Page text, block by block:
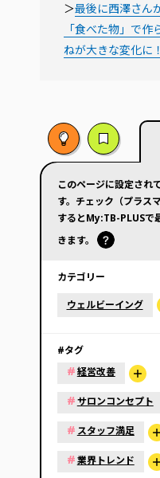
＞最後に西澤さん
「食べた物」で
ねが大きな変化に！
このページに設定され
す。チェック（プラス
するとMy:TB-PLUSで
きます。
カテゴリー
ウェルビーイング
#タグ
#経営改善
#サロンコンセプト
# スタッフ満足
#業界トレンド